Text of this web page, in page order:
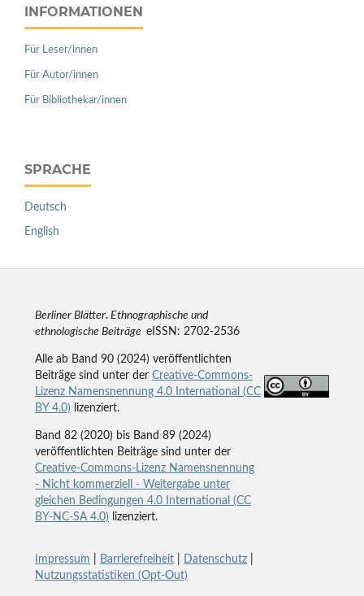
INFORMATIONEN
Für Leser/innen
Für Autor/innen
Für Bibliothekar/innen
SPRACHE
Deutsch
English
Berliner Blätter.Ethnographische und
ethnologische Beiträge eISSN: 2702-2536
Alle ab Band 90 (2024) veröffentlichten
Beiträge sind unter der Creative-Commons-
Lizenz Namensnennung 4.0 International (CC
BY 4.0) lizenziert.
Band 82 (2020) bis Band 89 (2024)
veröffentlichten Beiträge sind unter der
Creative-Commons-Lizenz Namensnennung
- Nicht kommerziell - Weitergabe unter
gleichen Bedingungen 4.0 International (CC
BY-NC-SA 4.0) lizenziert.
Impressum Barrierefreiheit| Datenschutz|
Nutzungsstatistiken (Opt-Out)